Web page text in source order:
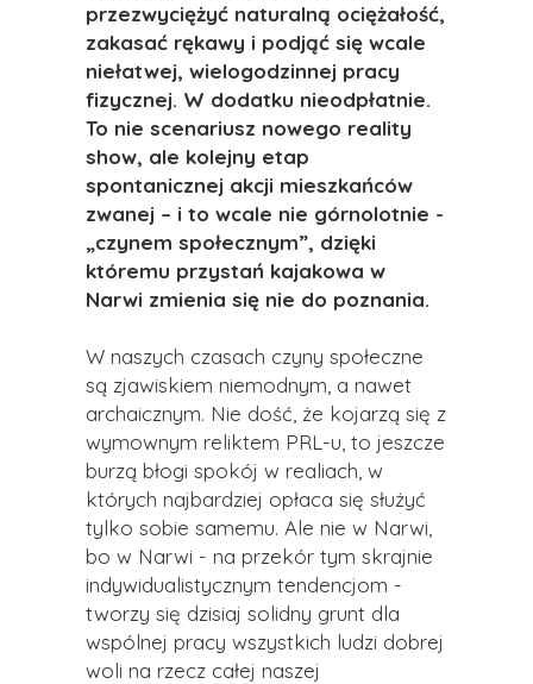
przezwyciężyć naturalną ociężałość,
zakasać rękawy i podjąć się wcale
niełatwej, wielogodzinnej pracy
fizycznej. W dodatku nieodpłatnie.
To nie scenariusz nowego reality
show, ale kolejny etap
spontanicznej akcji mieszkańców
zwanej – i to wcale nie górnolotnie -
„czynem społecznym”, dzięki
któremu przystań kajakowa w
Narwi zmienia się nie do poznania.
W naszych czasach czyny społeczne
są zjawiskiem niemodnym, a nawet
archaicznym. Nie dość, że kojarzą się z
wymownym reliktem PRL-u, to jeszcze
burzą błogi spokój w realiach, w
których najbardziej opłaca się służyć
tylko sobie samemu. Ale nie w Narwi,
bo w Narwi - na przekór tym skrajnie
indywidualistycznym tendencjom -
tworzy się dzisiaj solidny grunt dla
wspólnej pracy wszystkich ludzi dobrej
woli na rzecz całej naszej